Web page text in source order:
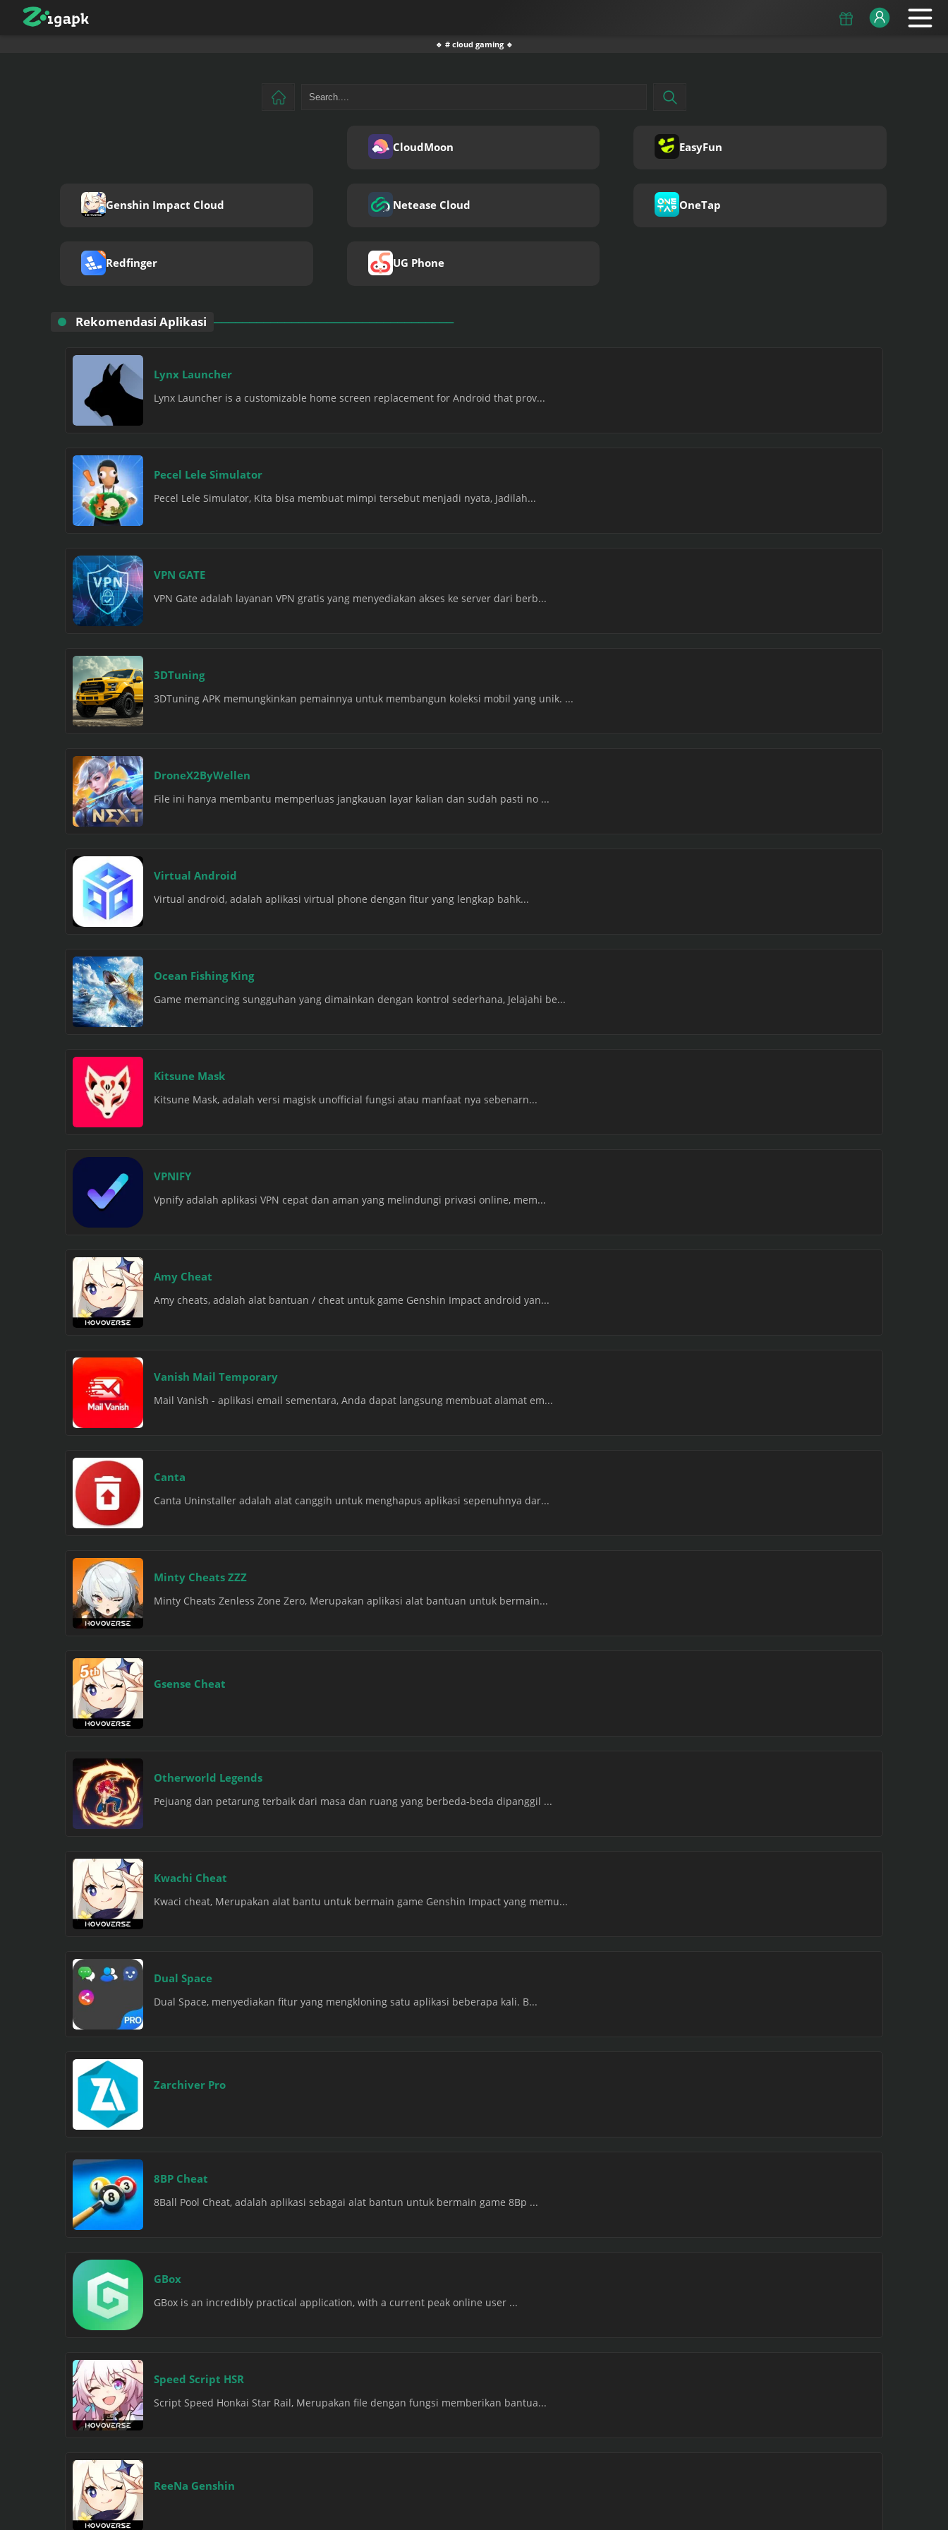
🔹 # cloud gaming 🔹
CloudMoon EasyFun
Genshin Impact Cloud Netease Cloud OneTap
Redfinger UG Phone
Rekomendasi Aplikasi
Lynx Launcher
Lynx Launcher is a customizable home screen replacement for Android that prov...
Pecel Lele Simulator
Pecel Lele Simulator, Kita bisa membuat mimpi tersebut menjadi nyata, Jadilah...
VPN GATE
VPN Gate adalah layanan VPN gratis yang menyediakan akses ke server dari berb...
3DTuning
3DTuning APK memungkinkan pemainnya untuk membangun koleksi mobil yang unik. ...
DroneX2ByWellen
File ini hanya membantu memperluas jangkauan layar kalian dan sudah pasti no ...
Virtual Android
Virtual android, adalah aplikasi virtual phone dengan fitur yang lengkap bahk...
Ocean Fishing King
Game memancing sungguhan yang dimainkan dengan kontrol sederhana, Jelajahi be...
Kitsune Mask
Kitsune Mask, adalah versi magisk unofficial fungsi atau manfaat nya sebenarn...
VPNIFY
Vpnify adalah aplikasi VPN cepat dan aman yang melindungi privasi online, mem...
Amy Cheat
Amy cheats, adalah alat bantuan / cheat untuk game Genshin Impact android yan...
Vanish Mail Temporary
Mail Vanish - aplikasi email sementara, Anda dapat langsung membuat alamat em...
Canta
Canta Uninstaller adalah alat canggih untuk menghapus aplikasi sepenuhnya dar...
Minty Cheats ZZZ
Minty Cheats Zenless Zone Zero, Merupakan aplikasi alat bantuan untuk bermain...
Gsense Cheat
Otherworld Legends
Pejuang dan petarung terbaik dari masa dan ruang yang berbeda-beda dipanggil ...
Kwachi Cheat
Kwaci cheat, Merupakan alat bantu untuk bermain game Genshin Impact yang memu...
Dual Space
Dual Space, menyediakan fitur yang mengkloning satu aplikasi beberapa kali. B...
Zarchiver Pro
8BP Cheat
8Ball Pool Cheat, adalah aplikasi sebagai alat bantun untuk bermain game 8Bp ...
GBox
GBox is an incredibly practical application, with a current peak online user ...
Speed Script HSR
Script Speed Honkai Star Rail, Merupakan file dengan fungsi memberikan bantua...
ReeNa Genshin